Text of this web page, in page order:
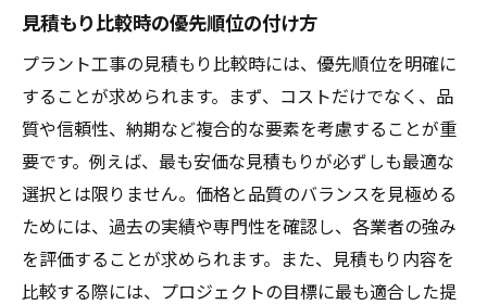
見積もり比較時の優先順位の付け方
プラント工事の見積もり比較時には、優先順位を明確に
することが求められます。まず、コストだけでなく、品
質や信頼性、納期など複合的な要素を考慮することが重
要です。例えば、最も安価な見積もりが必ずしも最適な
選択とは限りません。価格と品質のバランスを見極める
ためには、過去の実績や専門性を確認し、各業者の強み
を評価することが求められます。また、見積もり内容を
比較する際には、プロジェクトの目標に最も適合した提